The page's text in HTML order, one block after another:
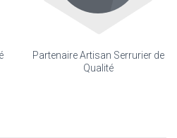
Partenaire Artisan Serrurier de
Qualité